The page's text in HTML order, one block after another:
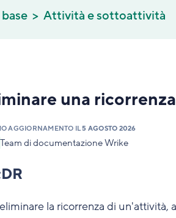
Attività e sottoattività
una ricorrenza
AGGIORNAMENTO IL5 AGOSTO 2026
Team di documentazione Wrike
la ricorrenza di un'attività,